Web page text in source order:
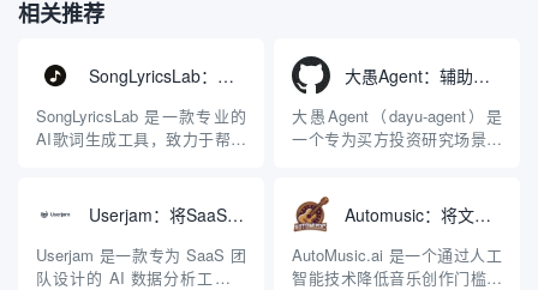
相关推荐
SongLyricsLab：辅助生成具有专业结构的原创歌曲歌词工具
SongLyricsLab 是一款专业的
AI歌词生成工具，致力于帮助
输入主题就吐出整首空洞歌词
的传统生成器不同，
SongLyricsLab 基于对用户故
事的深度挖掘，采用独创的五
大愚Agent：辅助买方分析并解读财报的智能体系统
大愚Agent（dayu-agent）是
一个专为买方投资研究场景设
大语言模型（LLM）能力、结
构化财报提取工具、自动化的
财报下载与预处理数据管线，
以及研报撰写流程深度结合，
Userjam：将SaaS产品数据转化为自然语言故事的AI分析工具
Userjam 是一款专为 SaaS 团
队设计的 AI 数据分析工具，
Automusic：将文本和歌词转化为原创歌曲的AI生成工具
AutoMusic.ai 是一个通过人工
智能技术降低音乐创作门槛的